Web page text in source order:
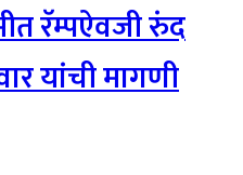
रॅम्पऐवजी रुंद
यांची मागणी